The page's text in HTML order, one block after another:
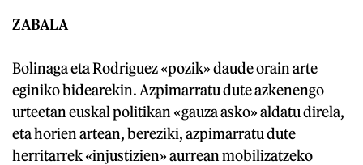
ZABALA
Bolinaga eta Rodriguez «pozik» daude orain arte
eginiko bidearekin. Azpimarratu dute azkenengo
urteetan euskal politikan «gauza asko» aldatu direla,
eta horien artean, bereziki, azpimarratu dute
herritarrek «injustizien» aurrean mobilizatzeko